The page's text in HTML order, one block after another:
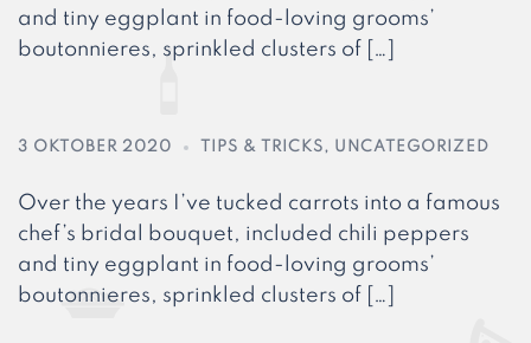
and tiny eggplant in food-loving grooms’
boutonnieres, sprinkled clusters of […]
3 OKTOBER 2020 TIPS & TRICKS, UNCATEGORIZED
Over the years I’ve tucked carrots into a famous
chef’s bridal bouquet, included chili peppers
and tiny eggplant in food-loving grooms’
boutonnieres, sprinkled clusters of […]